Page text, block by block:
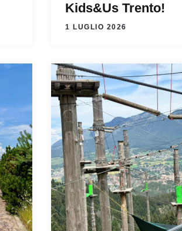
Kids&Us Trento!
1 LUGLIO 2026